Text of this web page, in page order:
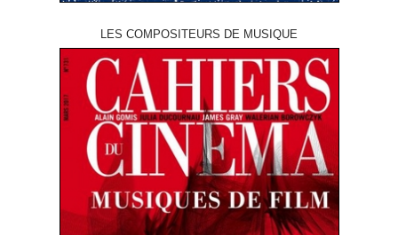
LES COMPOSITEURS DE MUSIQUE